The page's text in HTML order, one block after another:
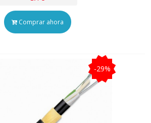
Comprar ahora
-29%